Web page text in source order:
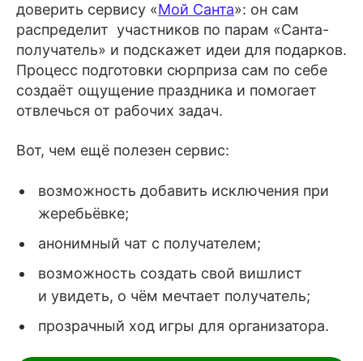
доверить сервису «Мой Санта»: он сам
распределит участников по парам «Санта-
получатель» и подскажет идеи для подарков.
Процесс подготовки сюрприза сам по себе
создаёт ощущение праздника и помогает
отвлечься от рабочих задач.
Вот, чем ещё полезен сервис:
возможность добавить исключения при
жеребьёвке;
анонимный чат с получателем;
возможность создать свой вишлист
и увидеть, о чём мечтает получатель;
прозрачный ход игры для организатора.